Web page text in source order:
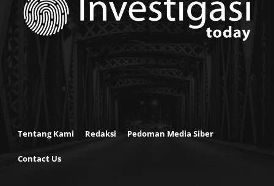
Tentang Kami Redaksi Pedoman Media Siber
Contact Us